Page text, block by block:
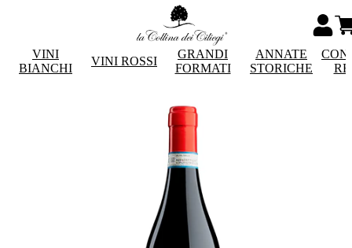
VINI
BIANCHI
VINI ROSSI
GRANDI
FORMATI
ANNATE
STORICHE